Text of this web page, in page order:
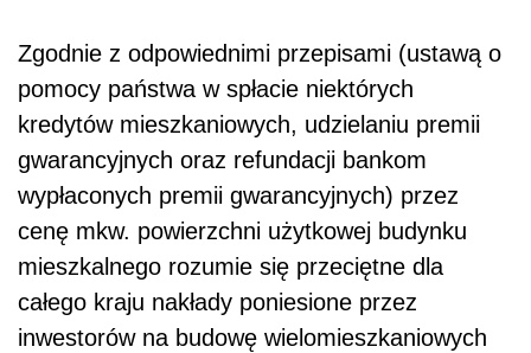
Zgodnie z odpowiednimi przepisami (ustawą o
pomocy państwa w spłacie niektórych
kredytów mieszkaniowych, udzielaniu premii
gwarancyjnych oraz refundacji bankom
wypłaconych premii gwarancyjnych) przez
cenę mkw. powierzchni użytkowej budynku
mieszkalnego rozumie się przeciętne dla
całego kraju nakłady poniesione przez
inwestorów na budowę wielomieszkaniowych